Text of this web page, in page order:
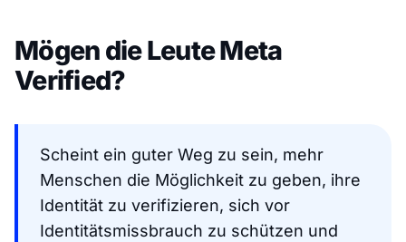
Mögen die Leute Meta
Verified?
Scheint ein guter Weg zu sein, mehr
Menschen die Möglichkeit zu geben, ihre
Identität zu verifizieren, sich vor
Identitätsmissbrauch zu schützen und